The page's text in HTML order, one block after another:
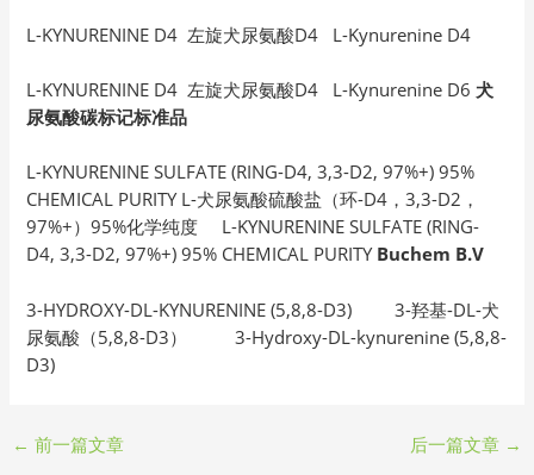
L-KYNURENINE D4 左旋犬尿氨酸D4 L-Kynurenine D4
L-KYNURENINE D4 左旋犬尿氨酸D4 L-Kynurenine D6犬
尿氨酸碳标记标准品
L-KYNURENINE SULFATE (RING-D4, 3,3-D2, 97%+) 95%
CHEMICAL PURITY L-犬尿氨酸硫酸盐（环-D4，3,3-D2，
97%+）95%化学纯度 L-KYNURENINE SULFATE (RING-
D4, 3,3-D2, 97%+) 95% CHEMICAL PURITY Buchem B.V
3-HYDROXY-DL-KYNURENINE (5,8,8-D3) 3-羟基-DL-犬
尿氨酸（5,8,8-D3） 3-Hydroxy-DL-kynurenine (5,8,8-
D3)
← 前一篇文章 后一篇文章 →